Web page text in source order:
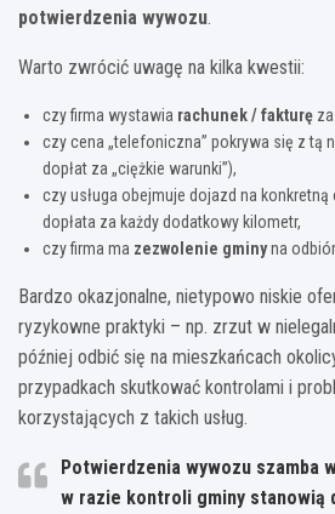
potwierdzenia wywozu.
Warto zwrócić uwagę na kilka kwestii:
czy firma wystawia rachunek / fakturę
czy cena „telefoniczna” pokrywa się z tą
dopłat za „ciężkie warunki”),
czy usługa obejmuje dojazd na konkretną
dopłata za każdy dodatkowy kilometr,
czy firma ma zezwolenie gminyna
Bardzo okazjonalne, nietypowo niskie
ryzykowne praktyki – np. zrzut w
później odbić się na mieszkańcach
przypadkach skutkować kontrolami i
korzystających z takich usług.
Potwierdzenia wywozu szamba
w razie kontroli gminy stanowią